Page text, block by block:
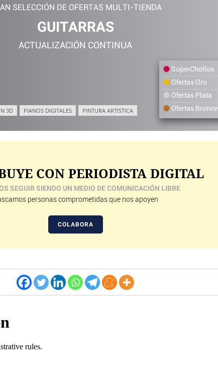
SELECCIÓN DE OFERTAS MULTI-TIENDA
GUITARRAS
ACTUALIZACIÓN CONTINUA
3D PIANOS DIGITALES PINTURA ARTISTICA
SuperChollos
Ofertas Oro
Ofertas Plata
Ofertas Bronce
CON PERIODISTA DIGITAL
SEGUIR SIENDO UN MEDIO DE COMUNICACIÓN LIBRE
personas comprometidas que nos apoyen
COLABORA